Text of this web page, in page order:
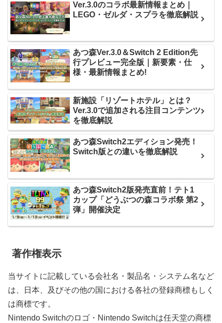
Ver.3.0のコラボ最新情報まとめ｜
LEGO・ゼルダ・スプラを徹底解説
あつ森Ver.3.0＆Switch 2 Edition先
行プレビュー完全版｜新要素・仕
様・最新情報まとめ!
新施設「リゾートホテル」とは？
Ver.3.0で追加される注目コンテンツ
を徹底解説
あつ森Switch2エディション発売！
Switch版との違いを徹底解説
あつ森Switch2版発売直前！テト1
カップ「どうぶつの森コラボ祭 第2
弾」開催決定
著作権表示
当サイトに記載している会社名・製品名・システム名など
は、日本、及びその他の国における各社の登録商標もしく
は商標です。
Nintendo Switchのロゴ・Nintendo Switchは任天堂の商標